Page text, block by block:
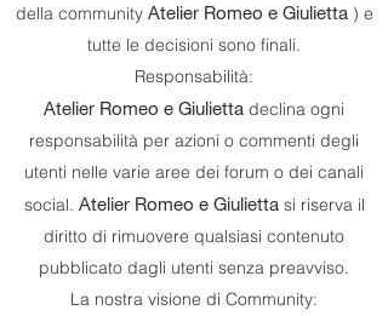
della community Atelier Romeo e Giulietta ) e
tutte le decisioni sono finali.
Responsabilità:
Atelier Romeo e Giulietta declina ogni
responsabilità per azioni o commenti degli
utenti nelle varie aree dei forum o dei canali
social. Atelier Romeo e Giulietta si riserva il
diritto di rimuovere qualsiasi contenuto
pubblicato dagli utenti senza preavviso.
La nostra visione di Community: